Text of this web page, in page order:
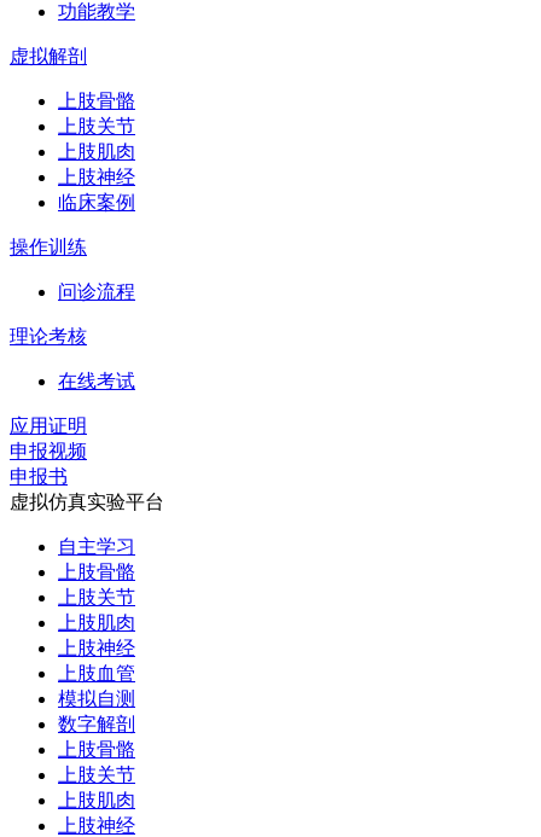
功能教学
虚拟解剖
上肢骨骼
上肢关节
上肢肌肉
上肢神经
临床案例
操作训练
问诊流程
理论考核
在线考试
应用证明
申报视频
申报书
虚拟仿真实验平台
自主学习
上肢骨骼
上肢关节
上肢肌肉
上肢神经
上肢血管
模拟自测
数字解剖
上肢骨骼
上肢关节
上肢肌肉
上肢神经